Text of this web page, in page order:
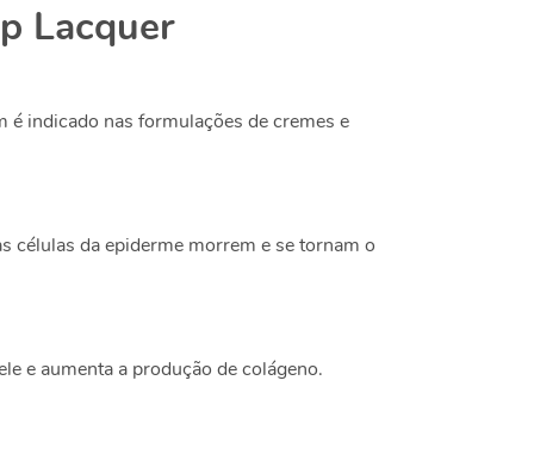
Lacquer
indicado nas formulações de cremes e
células da epiderme morrem e se tornam o
e aumenta a produção de colágeno.